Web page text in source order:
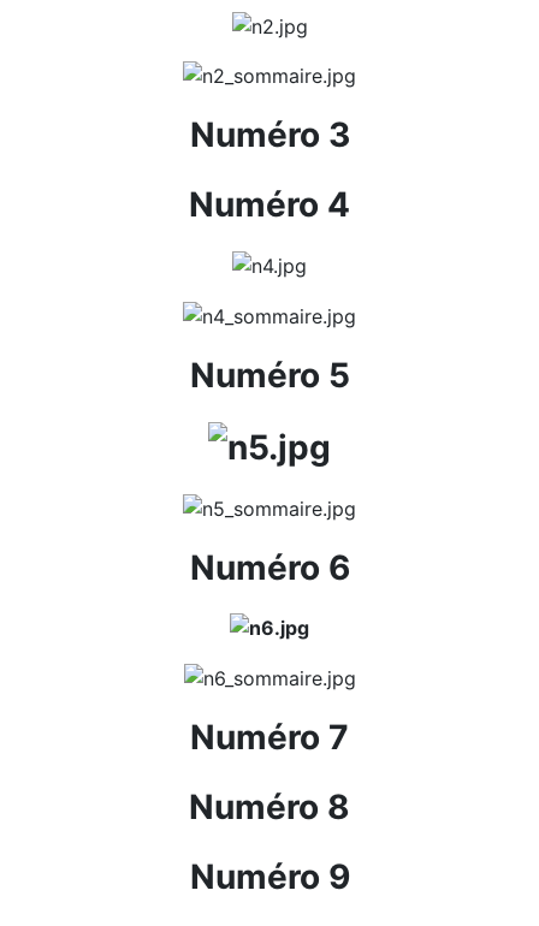
Numéro 3
Numéro 4
Numéro 5
Numéro 6
Numéro 7
Numéro 8
Numéro 9